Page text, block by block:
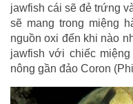
jawfish cái sẽ đẻ trứng
sẽ mang trong miệng
nguồn oxi đến khi nào
jawfish với chiếc
nông gần đảo Coron